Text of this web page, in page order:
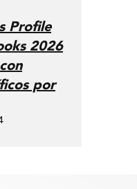
Profile
2026
por